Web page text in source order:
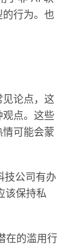
行为。也
论点，这
点。这些
可能会蒙
技公司有办
该保持私
在的滥用行